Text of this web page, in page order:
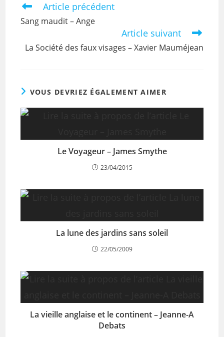
Article précédent
Sang maudit – Ange
Article suivant
La Société des faux visages – Xavier Mauméjean
VOUS DEVRIEZ ÉGALEMENT AIMER
Le Voyageur – James Smythe
23/04/2015
La lune des jardins sans soleil
22/05/2009
La vieille anglaise et le continent – Jeanne-A
Debats